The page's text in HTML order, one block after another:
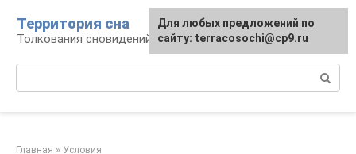
контенту
Территория сна
Толкования сновидений
Главная » Условия
Для любых предложений по
сайту: terracosochi@cp9.ru